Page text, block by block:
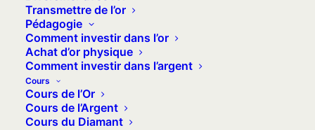
Transmettre de l’or
Pédagogie
Comment investir dans l’or
Achat d’or physique
Comment investir dans l’argent
Cours
Cours de l’Or
Cours de l’Argent
Cours du Diamant
postale et son climat tropical. En plus
de la richesse de sa biodiversité (son
lagon de 24 000 kilomètres carrés est
l’un des plus grands au monde), le
Caillou possède également un véritable
trésor géologique constitué d’immenses